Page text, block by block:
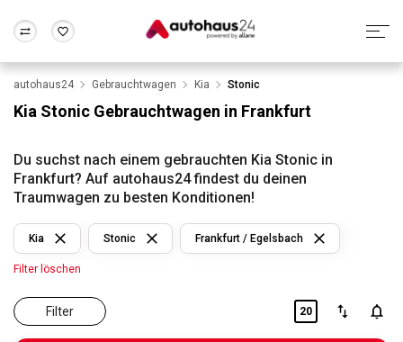
Wir bewerten dein Auto
Alle Fragen & Antworten
Rund um die Inzahlungnahme
Frankfurt Wuppertal
autohaus24 Gebrauchtwagen Kia Stonic
Kia Stonic Gebrauchtwagen in Frankfurt
Du suchst nach einem gebrauchten Kia Stonic in
Frankfurt? Auf autohaus24 findest du deinen
Traumwagen zu besten Konditionen!
Filter
Kia Stonic Frankfurt / Egelsbach
Filter löschen
20